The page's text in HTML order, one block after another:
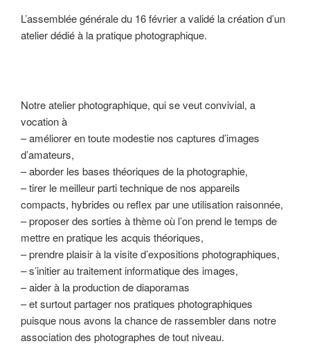
L’assemblée générale du 16 février a validé la création d’un
atelier dédié à la pratique photographique.
Notre atelier photographique, qui se veut convivial, a
vocation à
– améliorer en toute modestie nos captures d’images
d’amateurs,
– aborder les bases théoriques de la photographie,
– tirer le meilleur parti technique de nos appareils
compacts, hybrides ou reflex par une utilisation raisonnée,
– proposer des sorties à thème où l’on prend le temps de
mettre en pratique les acquis théoriques,
– prendre plaisir à la visite d’expositions photographiques,
– s’initier au traitement informatique des images,
– aider à la production de diaporamas
– et surtout partager nos pratiques photographiques
puisque nous avons la chance de rassembler dans notre
association des photographes de tout niveau.